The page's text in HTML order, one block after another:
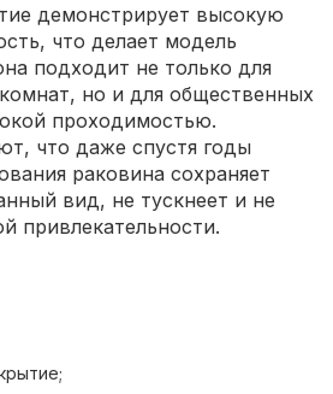
демонстрирует высокую
что делает модель
подходит не только для
но и для общественных
проходимостью.
что даже спустя годы
раковина сохраняет
вид, не тускнеет и не
привлекательности.